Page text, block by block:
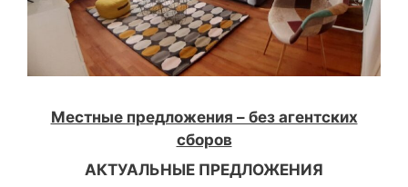
Местные предложения – без агентских
сборов
АКТУАЛЬНЫЕ ПРЕДЛОЖЕНИЯ